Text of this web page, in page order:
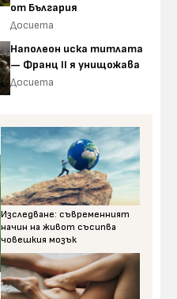
от България
Досиета
Наполеон иска титлата
— Франц II я унищожава
Досиета
Изследване: съвременният
начин на живот съсипва
човешкия мозък